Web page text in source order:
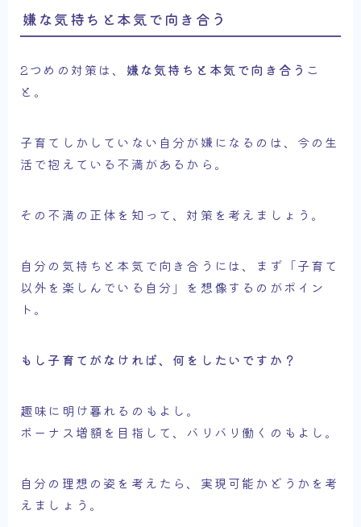
嫌な気持ちと本気で向き合う
2つめの対策は、 嫌な気持ちと本気で向き合う こ
と。
子育てしかしていない自分が嫌になるのは、今の生
活で抱えている不満があるから。
その不満の正体を知って、対策を考えましょう。
自分の気持ちと本気で向き合うには、まず「子育て
以外を楽しんでいる自分」を想像するのがポイン
ト。
もし子育てがなければ、何をしたいですか？
趣味に明け暮れるのもよし。
ボーナス増額を目指して、バリバリ働くのもよし。
自分の理想の姿を考えたら、実現可能かどうかを考
えましょう。